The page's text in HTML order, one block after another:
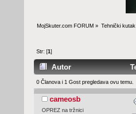
MojSkuter.com FORUM » Tehnički kutak
Str: [1]
Autor
0 Članova i 1 Gost pregledava ovu temu.
cameosb
OPREZ na tržnici